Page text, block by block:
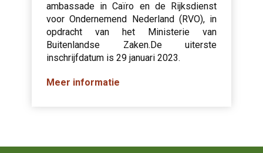
ambassade in Caïro en de Rijksdienst
voor Ondernemend Nederland (RVO), in
opdracht van het Ministerie van
Buitenlandse Zaken.De uiterste
inschrijfdatum is 29 januari 2023.
Meer informatie